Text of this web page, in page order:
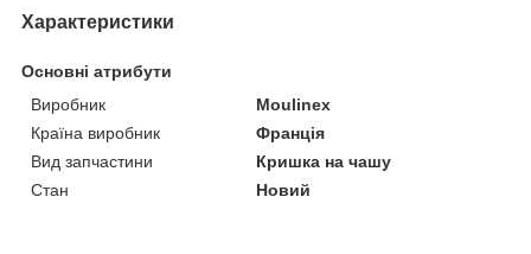
Характеристики
Основні атрибути
Виробник
Moulinex
Країна виробник
Франція
Вид запчастини
Кришка на чашу
Стан
Новий